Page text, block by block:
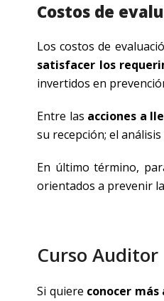
Costos de
Los costos de
satisfacer los
invertidos en
Entre las acciones a
su recepción; el
En último término,
orientados a prevenir
Curso Auditor
Si quiere conocer más